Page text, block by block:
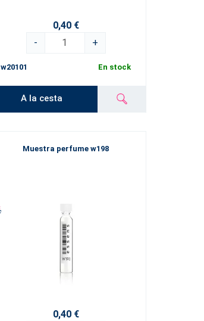
0,40 €
-
+
w20101 En stock
A la cesta
Muestra perfume w198
0,40 €